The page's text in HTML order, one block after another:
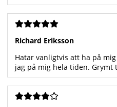
Richard Eriksson
Hatar vanligtvis att ha på
jag på mig hela tiden. Grymt